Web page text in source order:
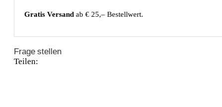
Gratis Versand ab € 25,– Bestellwert.
Frage stellen
Teilen: